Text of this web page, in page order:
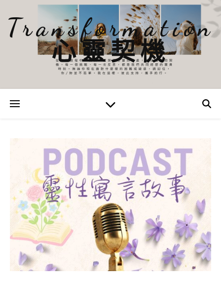
Transformation
心靈契機